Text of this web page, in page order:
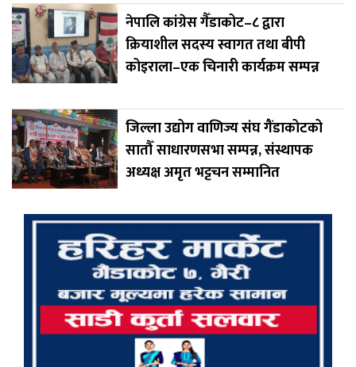
नेपालि कांग्रेस गैँडाकोट–८ द्वारा
क्रियाशील सदस्य स्वागत तथा बीपी
कोइराला–एक चिनारी कार्यक्रम सम्पन्न
जिल्ला उद्योग वाणिज्य संघ गैंडाकोटको
सातौँ साधारणसभा सम्पन्न, संस्थापक
अध्यक्ष अमृत भट्टचन सम्मानित